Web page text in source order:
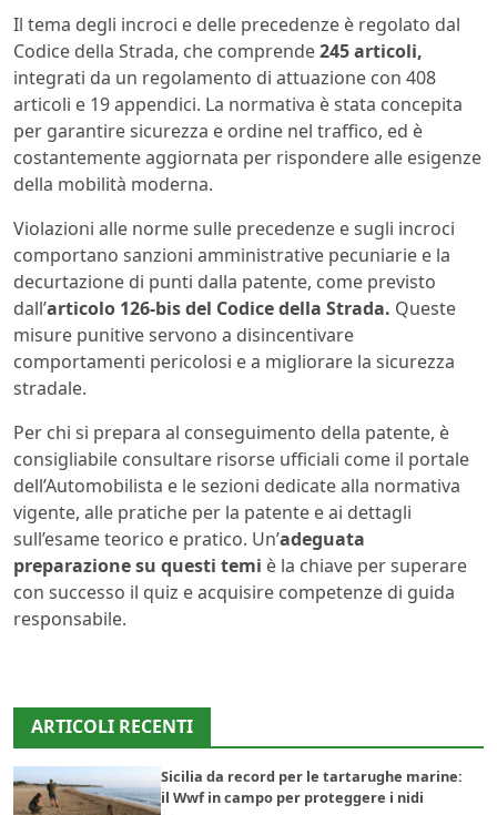
Il tema degli incroci e delle precedenze è regolato dal
Codice della Strada, che comprende245 articoli,
integrati da un regolamento di attuazione con 408
articoli e 19 appendici. La normativa è stata concepita
per garantire sicurezza e ordine nel traffico, ed è
costantemente aggiornata per rispondere alle esigenze
della mobilità moderna.
Violazioni alle norme sulle precedenze e sugli incroci
comportano sanzioni amministrative pecuniarie e la
decurtazione di punti dalla patente, come previsto
dall’articolo 126-bis del Codice della Strada. Queste
misure punitive servono a disincentivare
comportamenti pericolosi e a migliorare la sicurezza
stradale.
Per chi si prepara al conseguimento della patente, è
consigliabile consultare risorse ufficiali come il portale
dell’Automobilista e le sezioni dedicate alla normativa
vigente, alle pratiche per la patente e ai dettagli
sull’esame teorico e pratico. Un’adeguata
preparazione su questi temi è la chiave per superare
con successo il quiz e acquisire competenze di guida
responsabile.
ARTICOLI RECENTI
Sicilia da record per le tartarughe marine:
il Wwf in campo per proteggere i nidi